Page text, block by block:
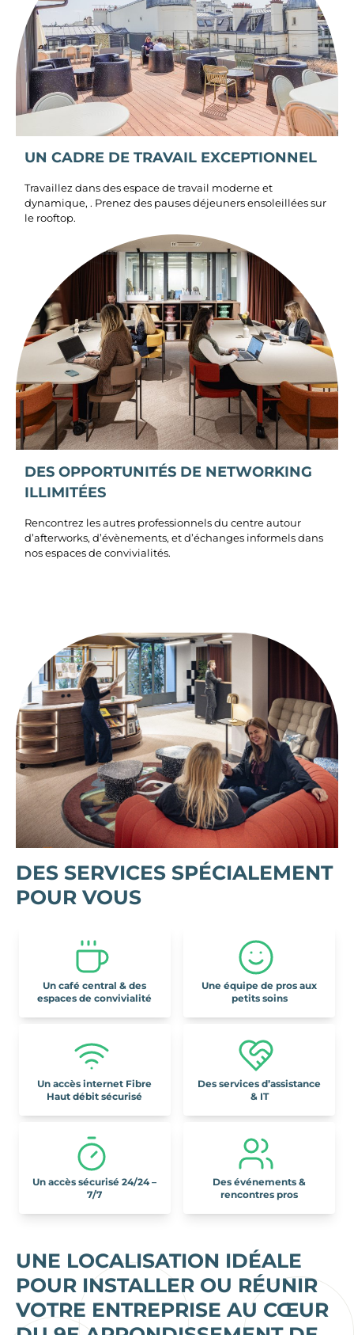
UN CADRE DE TRAVAIL EXCEPTIONNEL
Travaillez dans des espace de travail moderne et
dynamique, . Prenez des pauses déjeuners ensoleillées sur
le rooftop.
DES OPPORTUNITÉS DE NETWORKING
ILLIMITÉES
Rencontrez les autres professionnels du centre autour
d’afterworks, d’évènements, et d’échanges informels dans
nos espaces de convivialités.
DES SERVICES SPÉCIALEMENT
POUR VOUS
Un café central & des
espaces de convivialité
Une équipe de pros aux
petits soins
Un accès internet Fibre
Haut débit sécurisé
Des services d’assistance
& IT
Un accès sécurisé 24/24 –
7/7
Des événements &
rencontres pros
UNE LOCALISATION IDÉALE
POUR INSTALLER OU RÉUNIR
VOTRE ENTREPRISE AU CŒUR